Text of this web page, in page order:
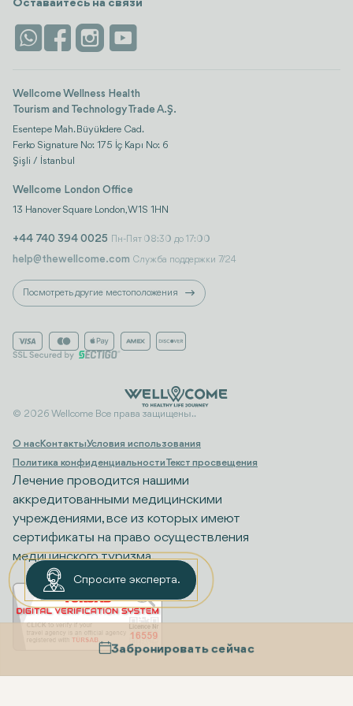
Забронировать сейчас
Безопасность
Контакты
Достопримечательности
Отзывы
Istanbul
Оставайтесь на связи
Wellcome Wellness Health
Tourism and Technology Trade A.Ş.
Esentepe Mah. Büyükdere Cad.
Ferko Signature No: 175 İç Kapı No: 6
Şişli / İstanbul
Wellcome London Office
13 Hanover Square London, W1S 1HN
+44 740 394 0025 Пн-Пят 08:30 до 17:00
help@thewellcome.com Служба поддержки 7/24
Посмотреть другие местоположения
© 2026 Wellcome Все права защищены..
О насКонтактыУсловия использования
Политика конфиденциальностиТекст просвещения
Лечение проводится нашими
аккредитованными медицинскими
учреждениями, все из которых имеют
сертификаты на право осуществления
медицинского туризма.
Спросите эксперта.